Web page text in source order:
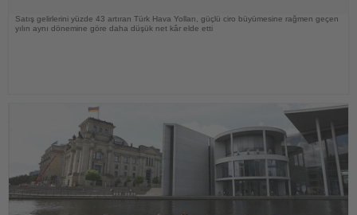
Satış gelirlerini yüzde 43 artıran Türk Hava Yolları, güçlü ciro büyümesine rağmen geçen
yılın aynı dönemine göre daha düşük net kâr elde etti